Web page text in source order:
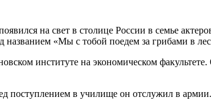
на свет в столице России в семье
названием «Мы с тобой поедем за грибами в
институте на экономическом
в училище он отслужил в